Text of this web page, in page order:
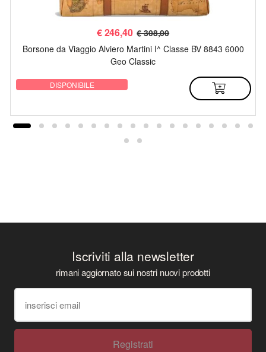
€246,40 € 308,00
Borsone da Viaggio Alviero Martini I^ Classe BV 8843 6000
Geo Classic
DISPONIBILE
Iscriviti alla newsletter
rimani aggiornato sui nostri nuovi prodotti
Registrati